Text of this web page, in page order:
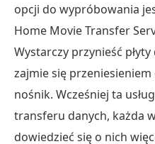
opcji do wypróbowania
Home Movie Transfer
Wystarczy przynieść
zajmie się
nośnik. Wcześniej ta
transferu danych, każda
dowiedzieć się o nich